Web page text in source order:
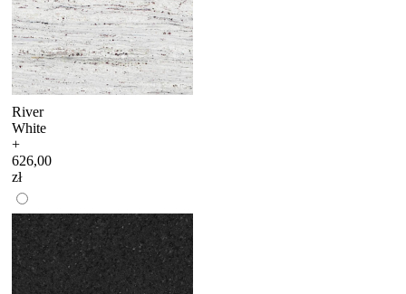
River
White
+
626,00
zł